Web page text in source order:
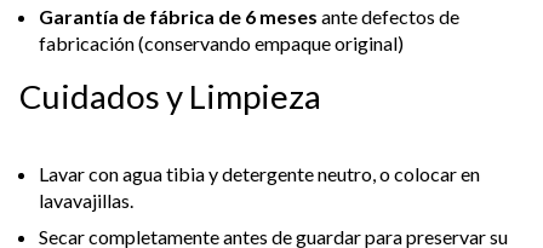
Garantía de fábrica de 6 meses ante defectos de
fabricación (conservando empaque original)
Cuidados y Limpieza
Lavar con agua tibia y detergente neutro, o colocar en
lavavajillas.
Secar completamente antes de guardar para preservar su